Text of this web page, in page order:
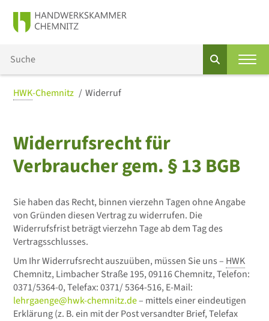
HWK-Chemnitz Widerruf
Widerrufsrecht für
Verbraucher gem. § 13 BGB
Sie haben das Recht, binnen vierzehn Tagen ohne Angabe
von Gründen diesen Vertrag zu widerrufen. Die
Widerrufsfrist beträgt vierzehn Tage ab dem Tag des
Vertragsschlusses.
Um Ihr Widerrufsrecht auszuüben, müssen Sie uns – HWK
Chemnitz, Limbacher Straße 195, 09116 Chemnitz, Telefon:
0371/5364-0, Telefax: 0371/ 5364-516, E-Mail:
lehrgaenge@hwk-chemnitz.de– mittels einer eindeutigen
Erklärung (z. B. ein mit der Post versandter Brief, Telefax